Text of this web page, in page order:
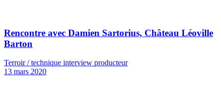
Rencontre avec Damien Sartorius, Château Léoville
Barton
Terroir / technique interview producteur
13 mars 2020